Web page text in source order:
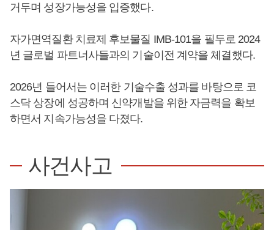
거두며 성장가능성을 입증했다.
자가면역질환 치료제 후보물질 IMB-101을 필두로 2024
년 글로벌 파트너사들과의 기술이전 계약을 체결했다.
2026년 들어서는 이러한 기술수출 성과를 바탕으로 코
스닥 상장에 성공하며 신약개발을 위한 자금력을 확보
하면서 지속가능성을 다졌다.
사건사고